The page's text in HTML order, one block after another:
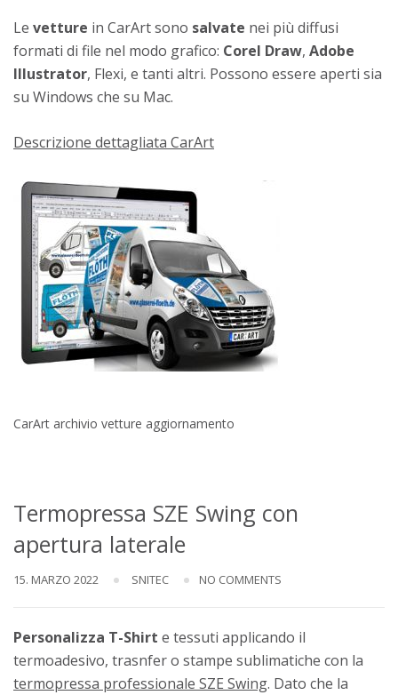
Le vetture in CarArt sono salvate nei più diffusi
formati di file nel modo grafico: Corel Draw, Adobe
Illustrator, Flexi, e tanti altri. Possono essere aperti sia
su Windows che su Mac.
Descrizione dettagliata CarArt
CarArt archivio vetture aggiornamento
Termopressa SZE Swing con
apertura laterale
15. MARZO 2022 SNITEC NO COMMENTS
Personalizza T-Shirt e tessuti applicando il
termoadesivo, trasnfer o stampe sublimatiche con la
termopressa professionale SZE Swing. Dato che la